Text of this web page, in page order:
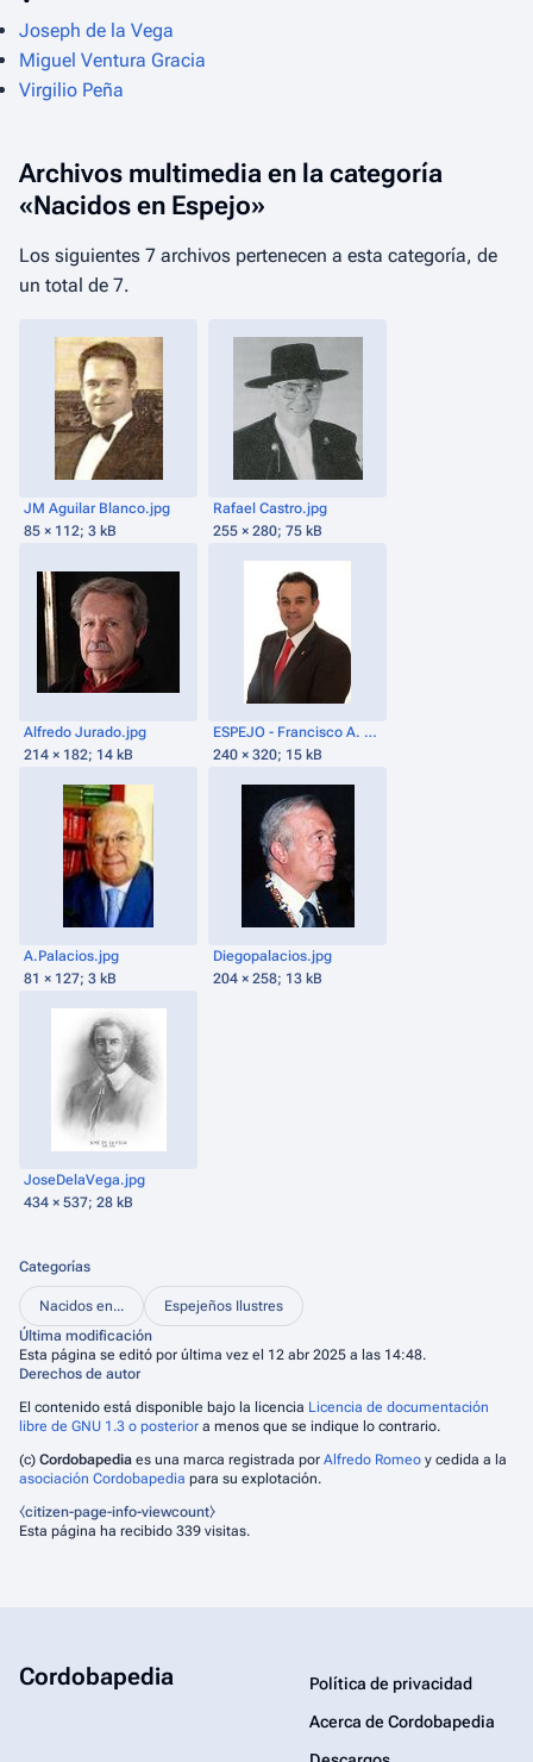
Joseph de la Vega
Miguel Ventura Gracia
Virgilio Peña
Archivos multimedia en la categoría
«Nacidos en Espejo»
Los siguientes 7 archivos pertenecen a esta categoría, de
un total de 7.
JM Aguilar Blanco.jpg
85 × 112; 3 kB
Rafael Castro.jpg
255 × 280; 75 kB
Alfredo Jurado.jpg
214 × 182; 14 kB
ESPEJO - Francisco A. Medina.JPG
240 × 320; 15 kB
A.Palacios.jpg
81 × 127; 3 kB
Diegopalacios.jpg
204 × 258; 13 kB
JoseDelaVega.jpg
434 × 537; 28 kB
Categorías
Nacidos en...
Espejeños Ilustres
Última modificación
Esta página se editó por última vez el 12 abr 2025 a las 14:48.
Derechos de autor
El contenido está disponible bajo la licencia Licencia de documentación
libre de GNU 1.3 o posterior a menos que se indique lo contrario.
(c) Cordobapedia es una marca registrada por Alfredo Romeo y cedida a la
asociación Cordobapedia para su explotación.
⧼citizen-page-info-viewcount⧽
Esta página ha recibido 339 visitas.
Cordobapedia
Política de privacidad
Acerca de Cordobapedia